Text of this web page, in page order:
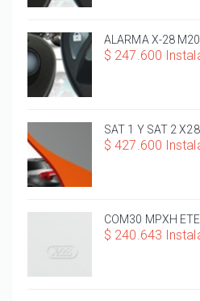
ALARMA X-28
$ 247.600
SAT 1 Y SAT 2 X28
$ 427.600
COM30 MPXH
$ 240.643